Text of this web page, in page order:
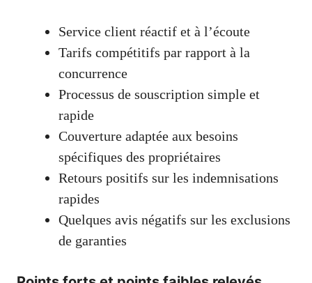
Service client réactif et à l’écoute
Tarifs compétitifs par rapport à la
concurrence
Processus de souscription simple et
rapide
Couverture adaptée aux besoins
spécifiques des propriétaires
Retours positifs sur les indemnisations
rapides
Quelques avis négatifs sur les exclusions
de garanties